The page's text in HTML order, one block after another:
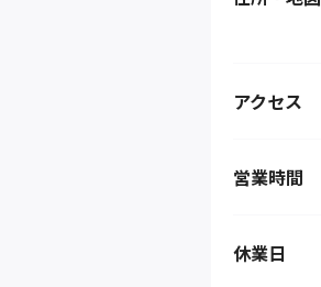
アクセス
営業時間
休業日